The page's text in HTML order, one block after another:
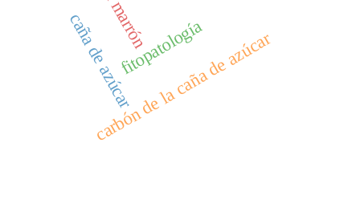
caña de azúcarfitopatología
carbón de la caña de azúcar